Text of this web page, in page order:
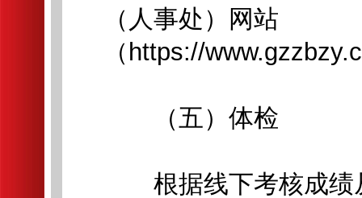
（人事处）网站
（https://
（五）体检
根据线下考核成绩